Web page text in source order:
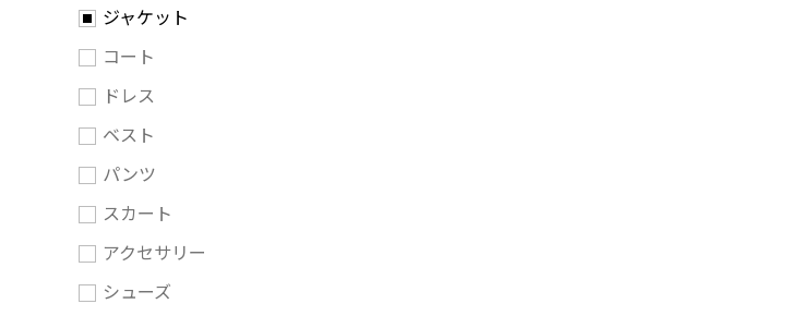
ジャケット
コート
ドレス
ベスト
パンツ
スカート
アクセサリー
シューズ